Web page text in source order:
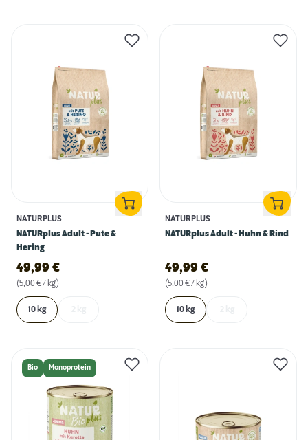
NATURPLUS
NATURplus Adult - Pute &
Hering
49,99 €
(5,00 € / kg)
10 kg
NATURPLUS
NATURplus Adult - Huhn & Rind
49,99 €
(5,00 € / kg)
10 kg
Bio Monoprotein